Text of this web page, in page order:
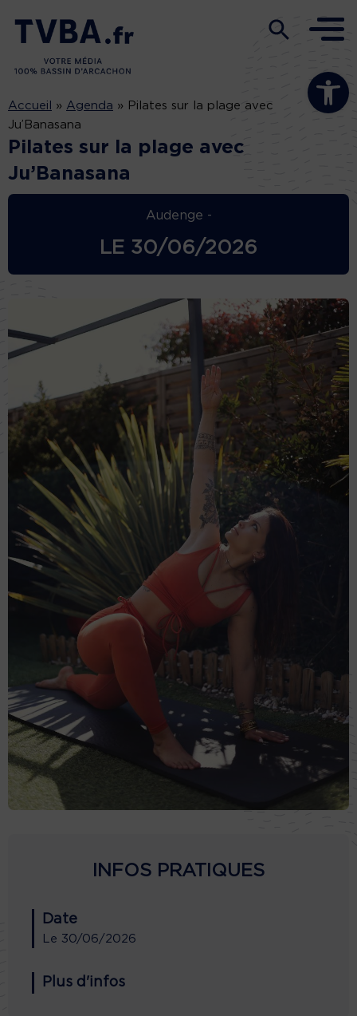
Ouvrir la
Accueil » Agenda » Pilates sur la plage avec
Ju’Banasana
Pilates sur la plage avec
Ju’Banasana
Audenge -
LE 30/06/2026
INFOS PRATIQUES
Date
Le 30/06/2026
Plus d'infos